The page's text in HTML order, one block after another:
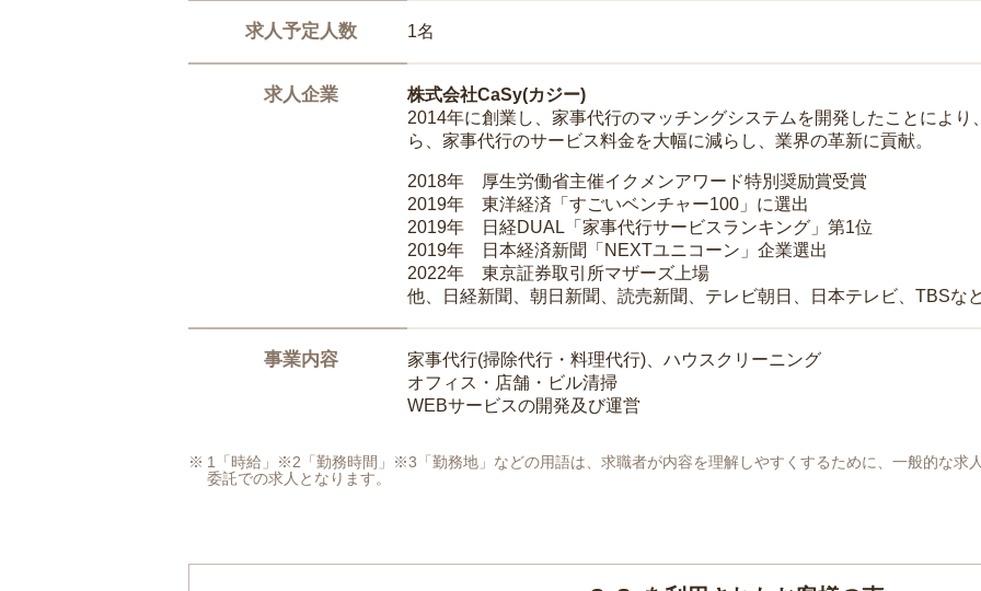
求人予定人数 1名
求人企業
株式会社CaSy(カジー)
2014年に創業し、家事代行のマッチングシステムを開発したことによ
ら、家事代行のサービス料金を大幅に減らし、業界の革新に貢献。
2018年 厚生労働省主催イクメンアワード特別奨励賞受賞
2019年 東洋経済「すごいベンチャー100」に選出
2019年 日経DUAL「家事代行サービスランキング」第1位
2019年 日本経済新聞「NEXTユニコーン」企業選出
2022年 東京証券取引所マザーズ上場
他、日経新聞、朝日新聞、読売新聞、テレビ朝日、日本テレビ、TBSな
事業内容
家事代行(掃除代行・料理代行)、ハウスクリーニング
オフィス・店舗・ビル清掃
WEBサービスの開発及び運営
1「時給」※2「勤務時間」※3「勤務地」などの用語は、求職者が内容を理解しやすくするために、一般的な求
委託での求人となります。